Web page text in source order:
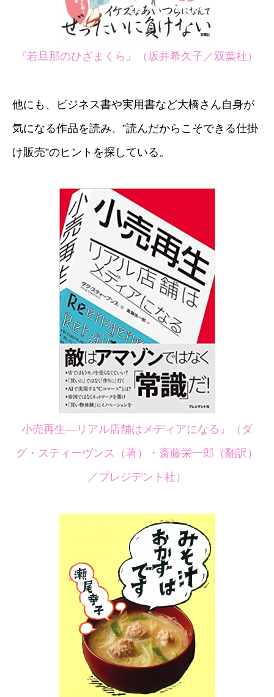
『若旦那のひざまくら』（坂井希久子／双葉社）
他にも、ビジネス書や実用書など大橋さん自身が
気になる作品を読み、”読んだからこそできる仕掛
け販売”のヒントを探している。
小売再生― リアル店舗はメディアになる』（ダ
グ・スティーヴンス（著）・斎藤栄一郎（翻訳）
／プレジデント社）